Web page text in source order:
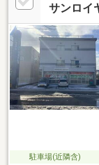
サンロイ
駐車場(近隣含)